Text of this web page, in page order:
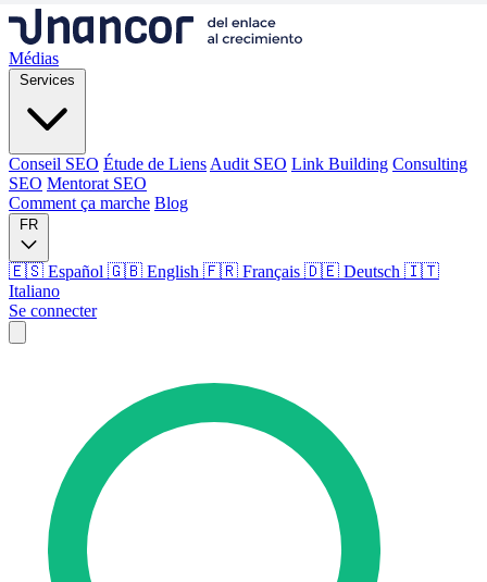
Médias
Services
Conseil SEO Étude de Liens Audit SEO Link Building Consulting
SEO Mentorat SEO
Comment ça marche Blog
FR
🇪🇸 Español 🇬🇧 English 🇫🇷 Français 🇩🇪 Deutsch 🇮🇹
Italiano
Se connecter
Conseil SEO Étude de Liens Link Building
Mentorat SEO
Comment ça marche
Langue
🇪🇸 ES
🇬🇧 EN